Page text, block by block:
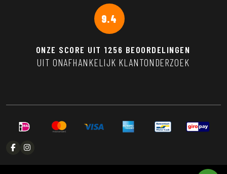
9.4
ONZE SCORE UIT 1256 BEOORDELINGEN
UIT ONAFHANKELIJK KLANTONDERZOEK